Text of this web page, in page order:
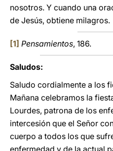
nosotros. Y cuando una
de Jesús, obtiene milagros.
[1] Pensamientos, 186.
Saludos:
Saludo cordialmente a los
Mañana celebramos la
Lourdes, patrona de los
intercesión que el Señor
cuerpo a todos los que
enfermedad y de la actual